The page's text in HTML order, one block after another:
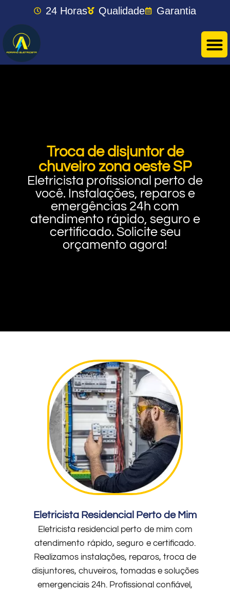
24 Horas Qualidade Garantia
Troca de disjuntor de
chuveiro zona oeste SP
Eletricista profissional perto de
você. Instalações, reparos e
emergências 24h com
atendimento rápido, seguro e
certificado. Solicite seu
orçamento agora!
Eletricista Residencial Perto de Mim
Eletricista residencial perto de mim com
atendimento rápido, seguro e certificado.
Realizamos instalações, reparos, troca de
disjuntores, chuveiros, tomadas e soluções
emergenciais 24h. Profissional confiável,